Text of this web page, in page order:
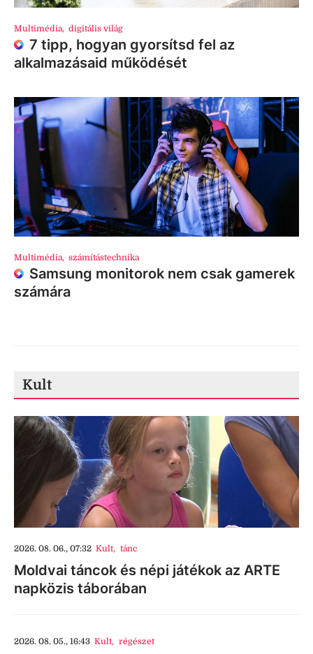
Multimédia, digitális világ
7 tipp, hogyan gyorsítsd fel az
alkalmazásaid működését
Multimédia, számítástechnika
Samsung monitorok nem csak gamerek
számára
Kult
2026. 08. 06., 07:32 Kult, tánc
Moldvai táncok és népi játékok az ARTE
napközis táborában
2026. 08. 05., 16:43 Kult, régészet